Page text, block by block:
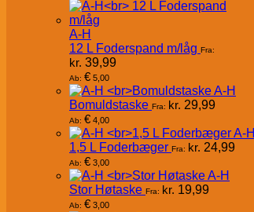
A-H
12 L Foderspand m/låg Fra:
kr. 39,99
Ab: € 5,00
A-H
Bomuldstaske Fra: kr. 29,99
Ab: € 4,00
A-H
1,5 L Foderbæger Fra: kr. 24,99
Ab: € 3,00
A-H
Stor Høtaske Fra: kr. 19,99
Ab: € 3,00